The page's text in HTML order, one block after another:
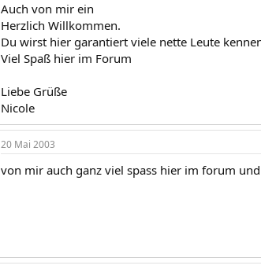
Auch von mir ein
Herzlich Willkommen.
Du wirst hier garantiert viele nette Leute
Viel Spaß hier im Forum
Liebe Grüße
Nicole
20 Mai 2003
von mir auch ganz viel spass hier im forum